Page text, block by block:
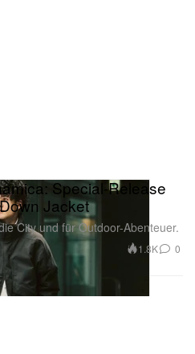
Special-Release
Jacket
City und für Outdoor-Abenteuer.
1.8K 0